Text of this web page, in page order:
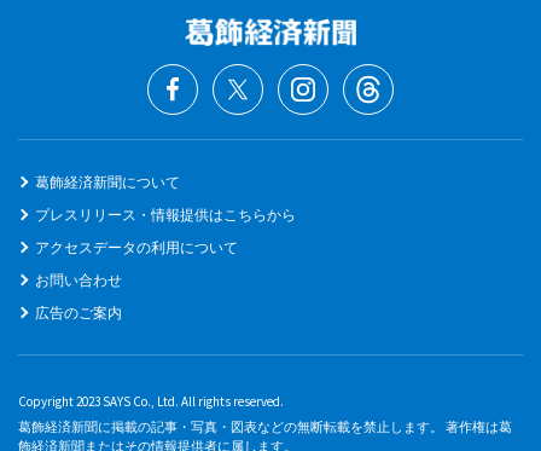
葛飾経済新聞について
プレスリリース・情報提供はこちらから
アクセスデータの利用について
お問い合わせ
広告のご案内
Copyright 2023 SAYS Co., Ltd. All rights reserved.
葛飾経済新聞に掲載の記事・写真・図表などの無断転載を禁止します。 著作権は葛
飾経済新聞またはその情報提供者に属します。